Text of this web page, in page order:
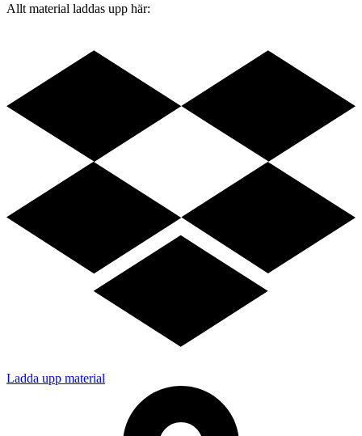
Allt material laddas upp här:
Ladda upp material